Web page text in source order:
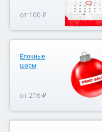
от 100 ₽
Ёлочные
шары
от 216 ₽